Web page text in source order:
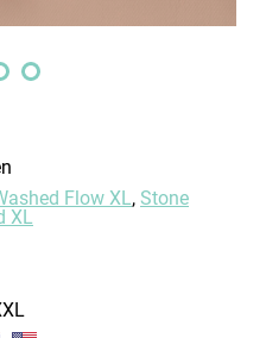
Flow XL, Stone
XL